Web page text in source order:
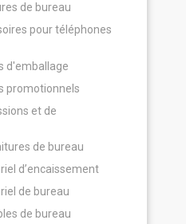
de bureau
pour téléphones
d'emballage
promotionnels
et de
de bureau
d’encaissement
de bureau
de bureau